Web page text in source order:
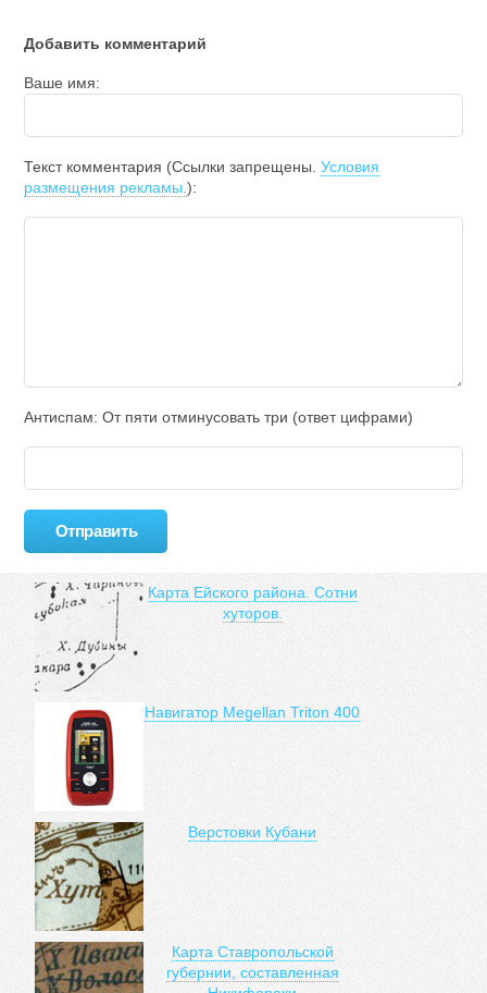
Добавить комментарий
Ваше имя:
Текст комментария (Ссылки запрещены.Условия
размещения рекламы.):
Антиспам: От пяти отминycовать тpи (ответ цифрами)
Карта Ейского района. Сотни
хуторов.
Навигатор Megellan Triton 400
Верстовки Кубани
Карта Ставропольской
губернии, составленная